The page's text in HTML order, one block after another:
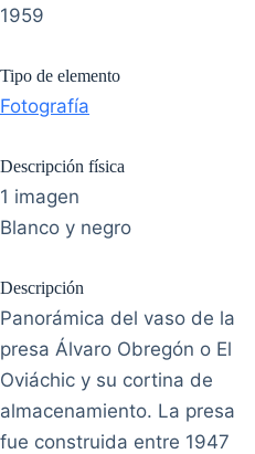
1959
Tipo de elemento
Fotografía
Descripción física
1 imagen
Blanco y negro
Descripción
Panorámica del vaso de la
presa Álvaro Obregón o El
Oviáchic y su cortina de
almacenamiento. La presa
fue construida entre 1947